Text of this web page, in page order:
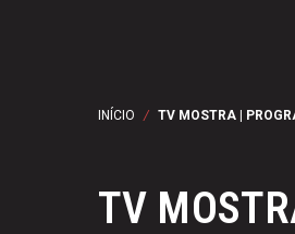
INÍCIO / TV MOSTRA |
TV